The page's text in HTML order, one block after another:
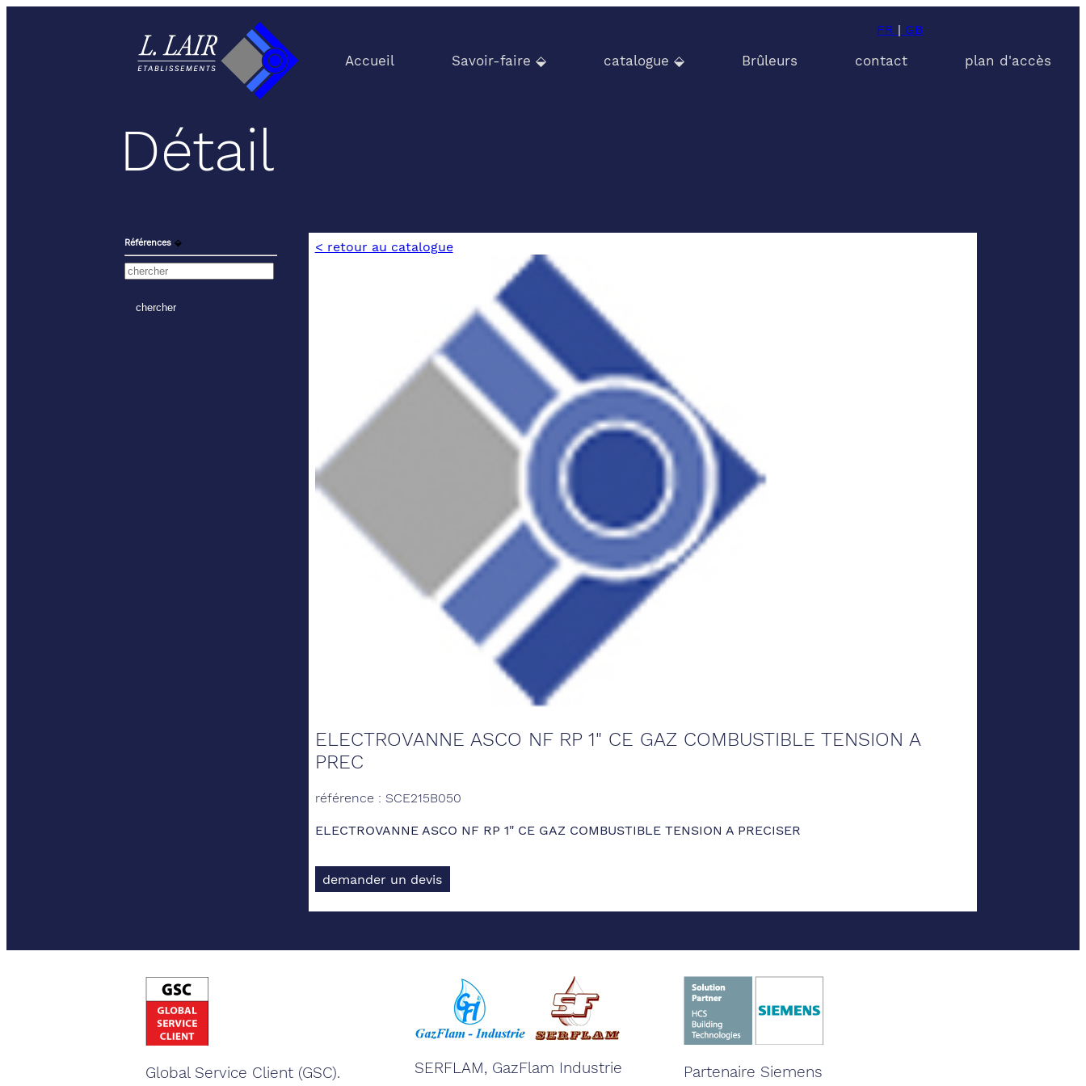
FR | GB
Accueil Savoir-faire ⬙ catalogue ⬙ Brûleurs contact plan d'accès
Détail
Références ⬙ < retour au catalogue
ELECTROVANNE ASCO NF RP 1" CE GAZ COMBUSTIBLE TENSION A
PREC
référence : SCE215B050
ELECTROVANNE ASCO NF RP 1" CE GAZ COMBUSTIBLE TENSION A PRECISER
demander un devis
Global Service Client (GSC). SERFLAM, GazFlam Industrie Partenaire Siemens